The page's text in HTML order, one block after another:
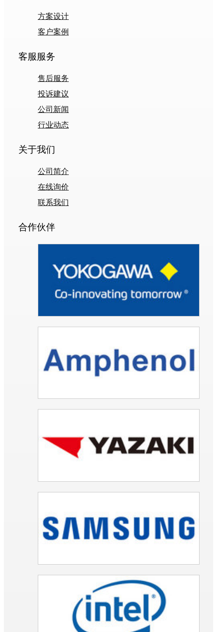
方案设计
客户案例
客服服务
售后服务
投诉建议
公司新闻
行业动态
关于我们
公司简介
在线询价
联系我们
合作伙伴